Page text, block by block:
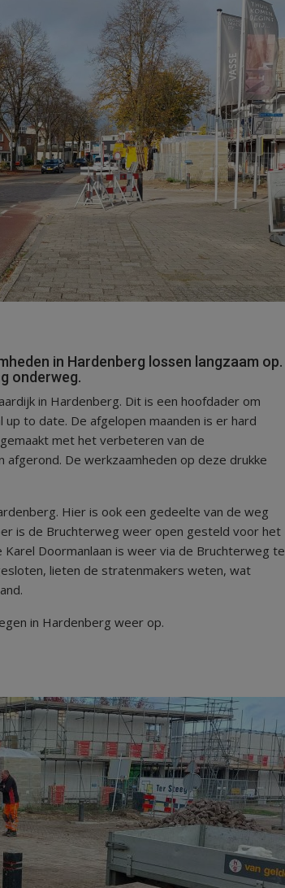
in Hardenberg lossen langzaam op.
onderweg.
in Hardenberg. Dit is een hoofdader om
to date. De afgelopen maanden is er hard
met het verbeteren van de
De werkzaamheden op deze drukke
Hier is ook een gedeelte van de weg
is de Bruchterweg weer open gesteld voor het
Doormanlaan is weer via de Bruchterweg te
lieten de stratenmakers weten, wat
in Hardenberg weer op.